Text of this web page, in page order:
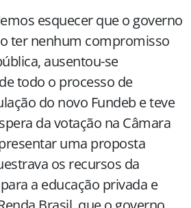
esquecer que o governo
ter nenhum compromisso
ausentou-se
todo o processo de
do novo Fundeb e teve
da votação na Câmara
uma proposta
os recursos da
a educação privada e